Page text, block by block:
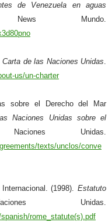
de Venezuela en aguas
Mundo.
Carta de las Naciones Unidas.
us/un-charter
sobre el Derecho del Mar
Naciones Unidas sobre el
Unidas.
texts/unclos/conve
(1998). Estatuto
Unidas.
rome_statute(s).pdf